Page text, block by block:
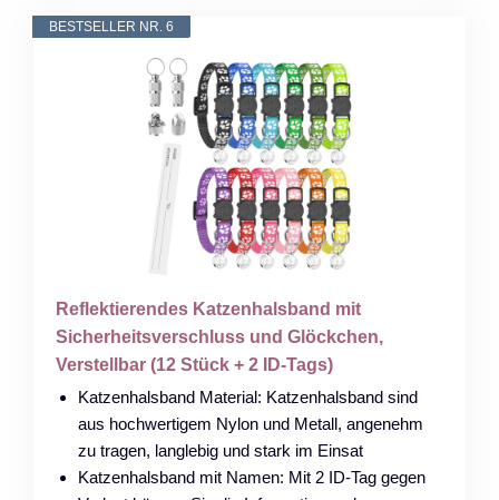
BESTSELLER NR. 6
Reflektierendes Katzenhalsband mit
Sicherheitsverschluss und Glöckchen,
Verstellbar (12 Stück + 2 ID-Tags)
Katzenhalsband Material: Katzenhalsband sind
aus hochwertigem Nylon und Metall, angenehm
zu tragen, langlebig und stark im Einsat
Katzenhalsband mit Namen: Mit 2 ID-Tag gegen